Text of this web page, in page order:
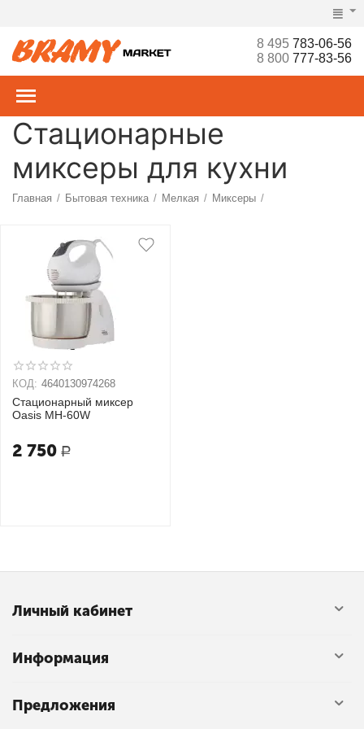
8 495783-06-56
8 800777-83-56
Стационарные
миксеры для кухни
Главная / Бытовая техника / Мелкая / Миксеры /
КОД: 4640130974268
Стационарный миксер
Oasis MH-60W
2 750 Р
Личный кабинет
Информация
Предложения